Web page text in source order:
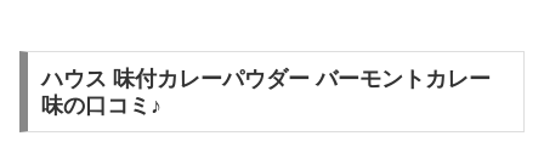
ハウス 味付カレーパウダー バーモントカレー
味の口コミ♪